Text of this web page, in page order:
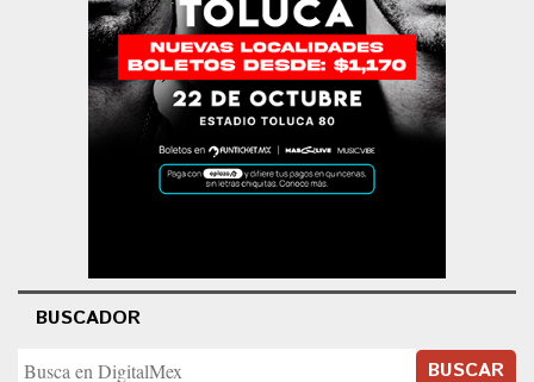
BUSCADOR
BUSCAR